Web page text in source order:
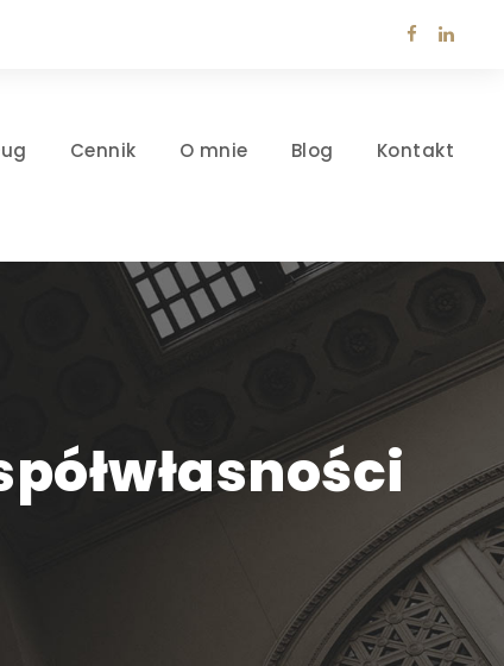
Cennik O mnie Blog Kontakt